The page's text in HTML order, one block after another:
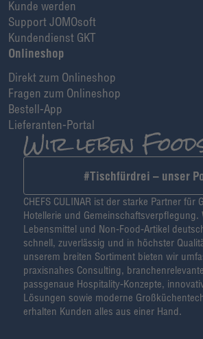
Kunde werden
Support JOMOsoft
Kundendienst GKT
Onlineshop
Direkt zum Onlineshop
Fragen zum Onlineshop
Bestell-App
Lieferanten-Portal
#Tischfürdrei – unser
CHEFS CULINAR ist der starke Partner für
Hotellerie und Gemeinschaftsverpflegung.
Lebensmittel und Non-Food-Artikel
schnell, zuverlässig und in höchster
unserem breiten Sortiment bieten wir
praxisnahes Consulting,
passgenaue Hospitality-Konzepte,
Lösungen sowie moderne
erhalten Kunden alles aus einer Hand.